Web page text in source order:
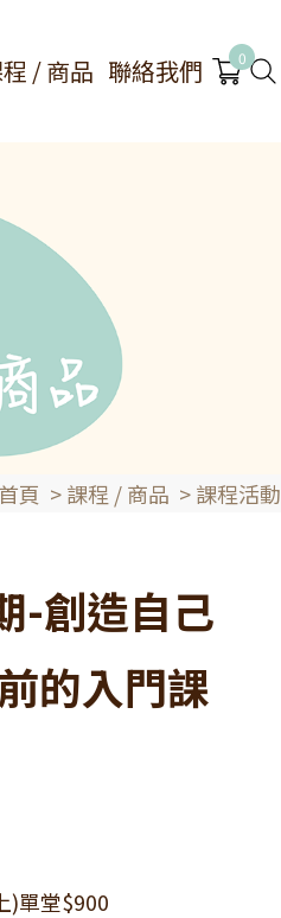
/ 商品 聯絡我們 0
首頁 >課程 / 商品 >課程活動
-創造自己
的入門課
)單堂$900